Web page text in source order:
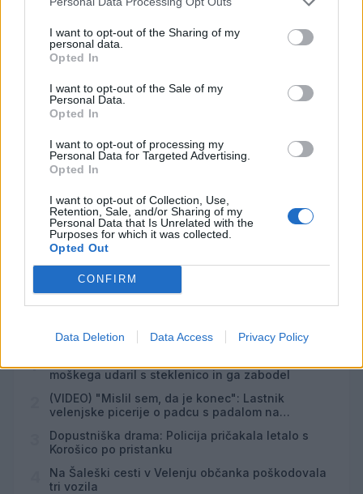
I want to opt-out of the Sharing of my
personal data.
Opted In
I want to opt-out of the Sale of my
Personal Data.
Opted In
I want to opt-out of processing my
Personal Data for Targeted Advertising.
Opted In
I want to opt-out of Collection, Use,
Retention, Sale, and/or Sharing of my
Personal Data that Is Unrelated with the
Purposes for which it was collected.
Opted Out
CONFIRM
Data Deletion Data Access Privacy Policy
Prihajajoči dogodki
AVG Pesem kita grbavca
AVG
7
Smrt Robina Hooda
20:30
AVG
7
Aktivne poletne počitnice z ustvarjalci Studia
Spin
AVG
7
Večer pesmi Đorđa Balaševića
20:00
Najbolj brano
1
moškega udaril s steklenico in ga zabodel
(VIDEO) "Mislil sem, da je konec": Lastnik
velenjske picerije o padcu s padalom na
Dopustniška drama: Policija pričakala letalo s
Korošico po pristanku
Na Šaleški cesti v Velenju občanka poškodovala
tri vozila